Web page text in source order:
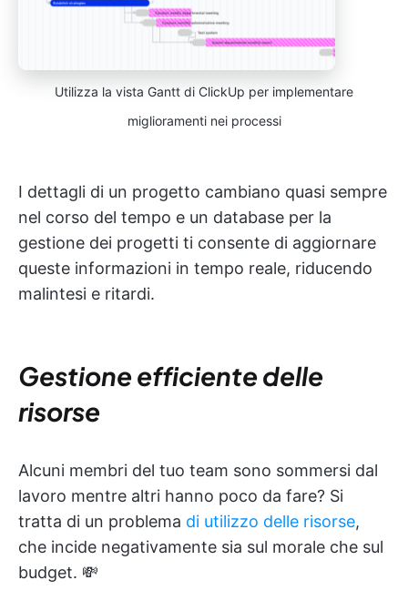
Utilizza la vista Gantt di ClickUp per implementare
miglioramenti nei processi
I dettagli di un progetto cambiano quasi sempre
nel corso del tempo e un database per la
gestione dei progetti ti consente di aggiornare
queste informazioni in tempo reale, riducendo
malintesi e ritardi.
Gestione efficiente delle
risorse
Alcuni membri del tuo team sono sommersi dal
lavoro mentre altri hanno poco da fare? Si
tratta di un problema di utilizzo delle risorse,
che incide negativamente sia sul morale che sul
budget. 💸